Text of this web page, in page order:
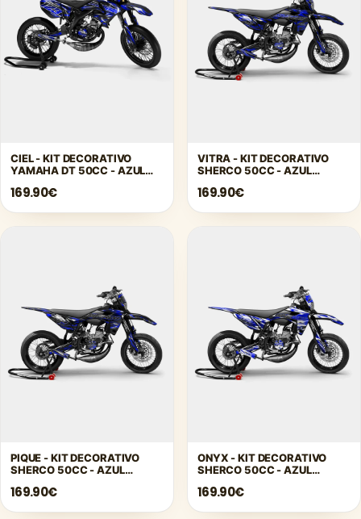
CIEL - KIT DECORATIVO
YAMAHA DT 50CC - AZUL
169.90€
VITRA - KIT DECORATIVO
SHERCO 50CC - AZUL
169.90€
PIQUE - KIT DECORATIVO
SHERCO 50CC - AZUL
169.90€
ONYX - KIT DECORATIVO
SHERCO 50CC - AZUL
169.90€